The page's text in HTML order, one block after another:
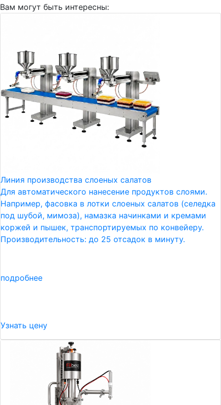
Вам могут быть интересны:
Линия производства слоеных салатов
Для автоматического нанесение продуктов слоями.
Например, фасовка в лотки слоеных салатов (селедка
под шубой, мимоза), намазка начинками и кремами
коржей и пышек, транспортируемых по конвейеру.
Производительность: до 25 отсадок в минуту.
подробнее
Узнать цену